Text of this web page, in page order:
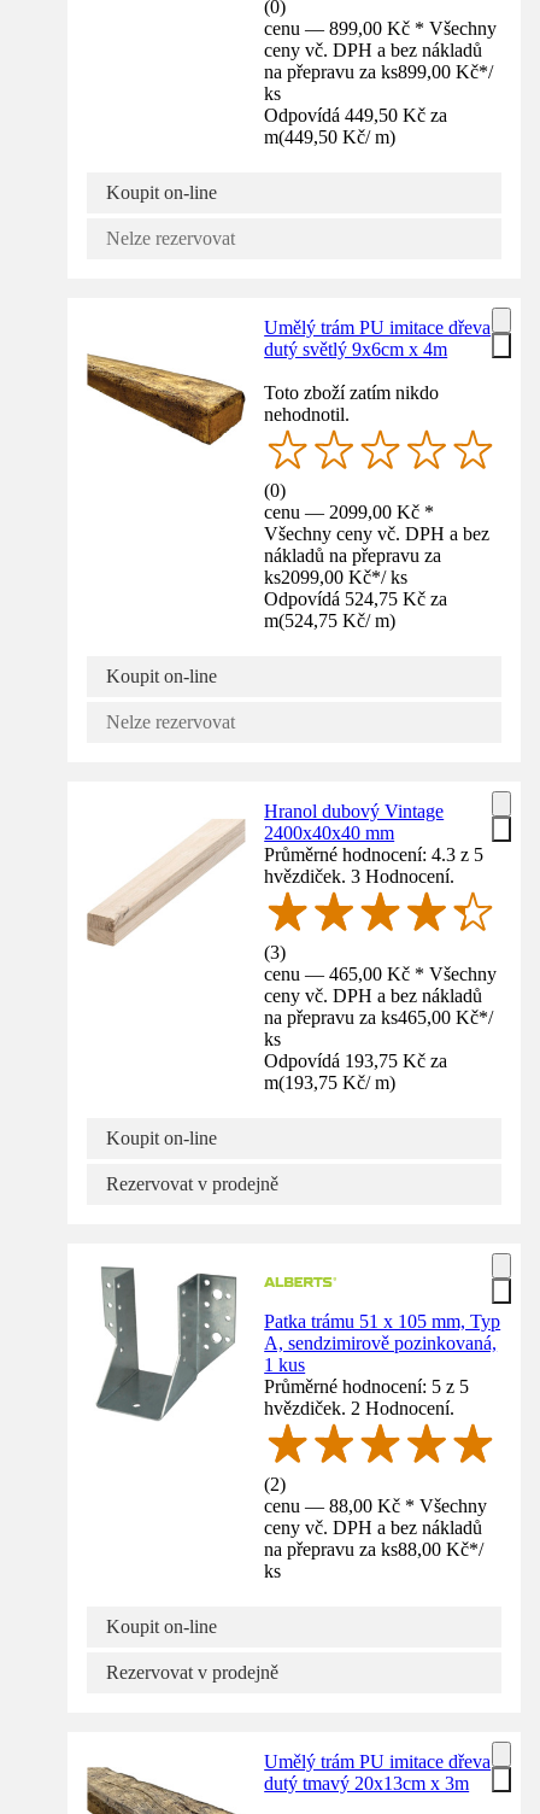
(0)
cenu — 899,00 Kč * Všechny
ceny vč. DPH a bez nákladů
na přepravu za ks899,00 Kč*/
ks
Odpovídá 449,50 Kč za
m(449,50 Kč/ m)
Koupit on-line
Nelze rezervovat
Umělý trám PU imitace dřeva
dutý světlý 9x6cm x 4m
Toto zboží zatím nikdo
nehodnotil.
(0)
cenu — 2099,00 Kč *
Všechny ceny vč. DPH a bez
nákladů na přepravu za
ks2099,00 Kč*/ ks
Odpovídá 524,75 Kč za
m(524,75 Kč/ m)
Koupit on-line
Nelze rezervovat
Hranol dubový Vintage
2400x40x40 mm
Průměrné hodnocení: 4.3 z 5
hvězdiček. 3 Hodnocení.
(3)
cenu — 465,00 Kč * Všechny
ceny vč. DPH a bez nákladů
na přepravu za ks465,00 Kč*/
ks
Odpovídá 193,75 Kč za
m(193,75 Kč/ m)
Koupit on-line
Rezervovat v prodejně
Patka trámu 51 x 105 mm, Typ
A, sendzimirově pozinkovaná,
1 kus
Průměrné hodnocení: 5 z 5
hvězdiček. 2 Hodnocení.
(2)
cenu — 88,00 Kč * Všechny
ceny vč. DPH a bez nákladů
na přepravu za ks88,00 Kč*/
ks
Koupit on-line
Rezervovat v prodejně
Umělý trám PU imitace dřeva
dutý tmavý 20x13cm x 3m